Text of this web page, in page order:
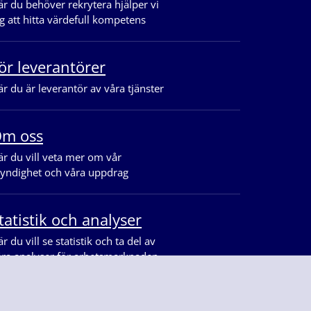
du behöver rekrytera hjälper vi
att hitta värdefull kompetens
leverantörer
du är leverantör av våra tjänster
oss
du vill veta mer om vår
och våra uppdrag
och analyser
du vill se statistik och ta del av
analyser för arbetsmarknaden